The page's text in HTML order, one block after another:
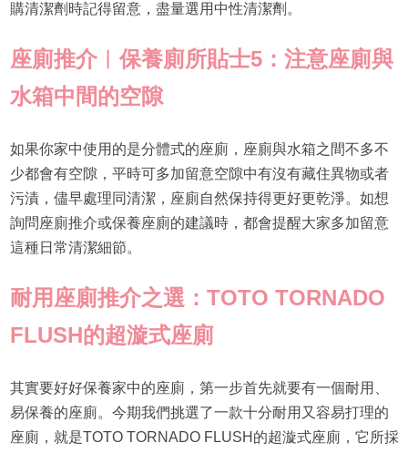
購清潔劑時記得留意，盡量選用中性清潔劑。
座廁推介︱保養廁所貼士5：注意座廁與
水箱中間的空隙
如果你家中使用的是分體式的座廁，座廁與水箱之間不多不
少都會有空隙，平時可多加留意空隙中有沒有藏住異物或者
污漬，儘早處理同清潔，座廁自然保持得更好更乾淨。如想
詢問座廁推介或保養座廁的建議時，都會提醒大家多加留意
這種日常清潔細節。
耐用 座廁推介之選：TOTO TORNADO
FLUSH的超漩式座廁
其實要好好保養家中的座廁，第一步首先就要有一個耐用、
易保養的座廁。今期我們挑選了一款十分耐用又容易打理的
座廁，就是TOTO TORNADO FLUSH的超漩式座廁，它所採